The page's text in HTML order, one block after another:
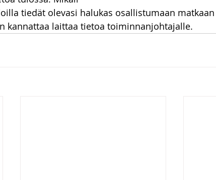
tiedät olevasi halukas osallistumaan
kannattaa laittaa tietoa toiminnanjohtajalle.